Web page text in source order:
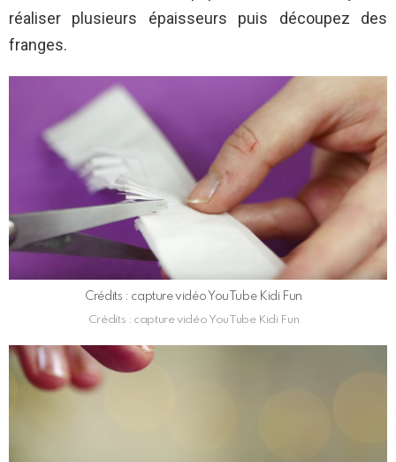
réaliser plusieurs épaisseurs puis découpez des
franges.
Crédits : capture vidéo YouTube Kidi Fun
Crédits : capture vidéo YouTube Kidi Fun